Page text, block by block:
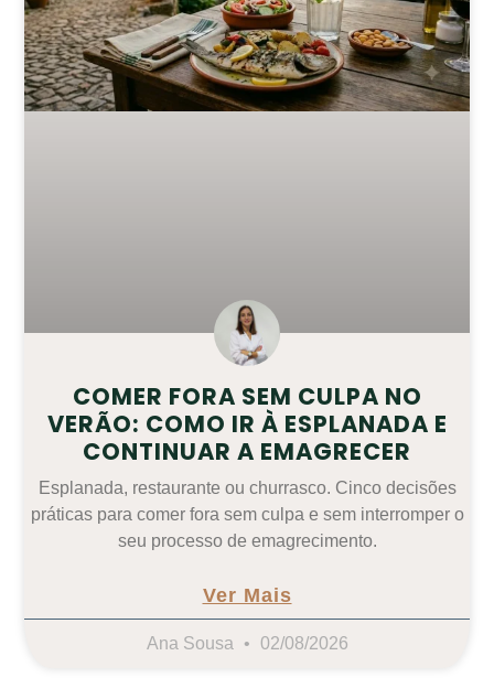
COMER FORA SEM CULPA NO
VERÃO: COMO IR À ESPLANADA E
CONTINUAR A EMAGRECER
Esplanada, restaurante ou churrasco. Cinco decisões
práticas para comer fora sem culpa e sem interromper o
seu processo de emagrecimento.
Ver Mais
Ana Sousa 02/08/2026